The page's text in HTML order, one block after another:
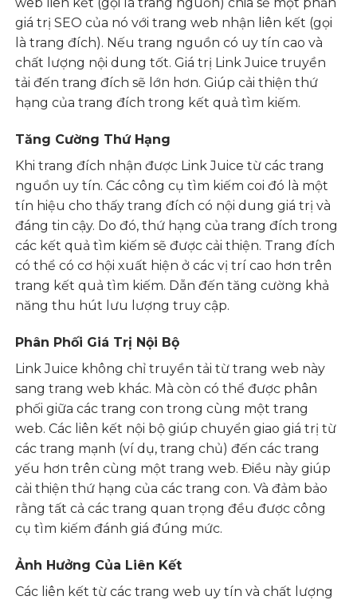
web liên kết (gọi là trang nguồn) chia sẻ một phần
giá trị SEO của nó với trang web nhận liên kết (gọi
là trang đích). Nếu trang nguồn có uy tín cao và
chất lượng nội dung tốt. Giá trị Link Juice truyền
tải đến trang đích sẽ lớn hơn. Giúp cải thiện thứ
hạng của trang đích trong kết quả tìm kiếm.
Tăng Cường Thứ Hạng
Khi trang đích nhận được Link Juice từ các trang
nguồn uy tín. Các công cụ tìm kiếm coi đó là một
tín hiệu cho thấy trang đích có nội dung giá trị và
đáng tin cậy. Do đó, thứ hạng của trang đích trong
các kết quả tìm kiếm sẽ được cải thiện. Trang đích
có thể có cơ hội xuất hiện ở các vị trí cao hơn trên
trang kết quả tìm kiếm. Dẫn đến tăng cường khả
năng thu hút lưu lượng truy cập.
Phân Phối Giá Trị Nội Bộ
Link Juice không chỉ truyền tải từ trang web này
sang trang web khác. Mà còn có thể được phân
phối giữa các trang con trong cùng một trang
web. Các liên kết nội bộ giúp chuyển giao giá trị từ
các trang mạnh (ví dụ, trang chủ) đến các trang
yếu hơn trên cùng một trang web. Điều này giúp
cải thiện thứ hạng của các trang con. Và đảm bảo
rằng tất cả các trang quan trọng đều được công
cụ tìm kiếm đánh giá đúng mức.
Ảnh Hưởng Của Liên Kết
Các liên kết từ các trang web uy tín và chất lượng